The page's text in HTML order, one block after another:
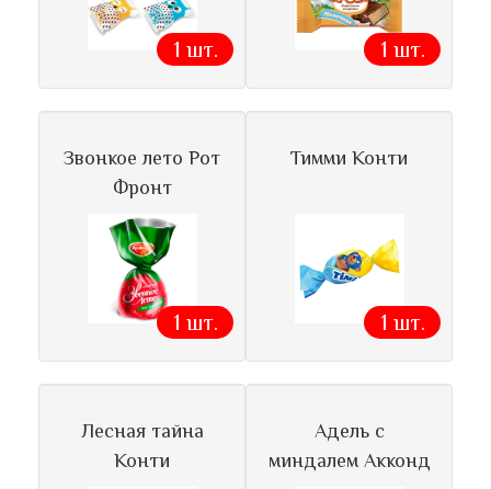
1 шт. 1 шт.
Звонкое лето Рот
Фронт
1 шт.
Тимми Конти
1 шт.
Лесная тайна
Конти
Адель с
миндалем Акконд